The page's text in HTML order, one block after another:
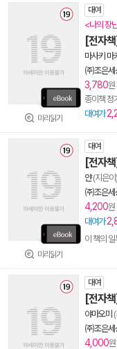
미리읽기
대여
<나의 장
[전자
마사키 마
㈜조은세
3,780원
종이책 정
대여가
미리읽기
대여
[전자
얀(지은이)
㈜조은세
4,200원
대여가
이 책의
대여
[전자
야마오미
㈜조은세
4,000